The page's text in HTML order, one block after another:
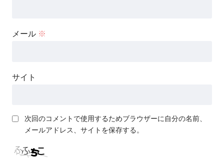
メール ※
サイト
次回のコメントで使用するためブラウザーに自分の名前、
メールアドレス、サイトを保存する。